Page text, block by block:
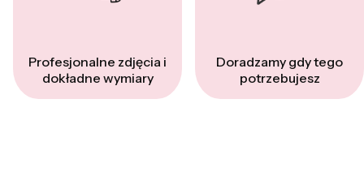
Profesjonalne zdjęcia i
dokładne wymiary
Doradzamy gdy tego
potrzebujesz